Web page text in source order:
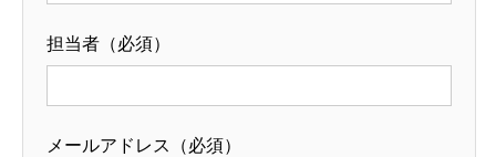
担当者（必須）
メールアドレス（必須）